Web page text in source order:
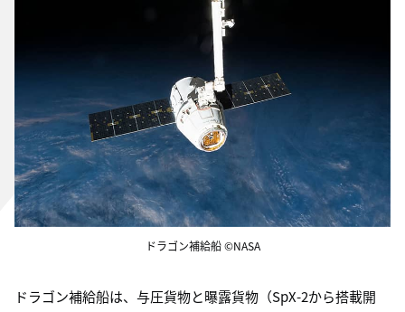
ドラゴン補給船 ©NASA
ドラゴン補給船は、与圧貨物と曝露貨物（SpX-2から搭載開